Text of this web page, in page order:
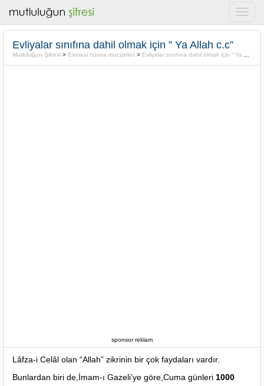
Evliyalar sınıfına dahil olmak için ” Ya Allah c.c”
Mutluluğun Şifresi > Esmaül hüsna mucizeleri > Evliyalar sınıfına dahil olmak için ” Ya Allah c.c”
sponsor reklam
Lâfza-i Celâl olan “Allah” zikrinin bir çok faydaları vardır.
Bunlardan biri de,İmam-ı Gazeli’ye göre,Cuma günleri 1000